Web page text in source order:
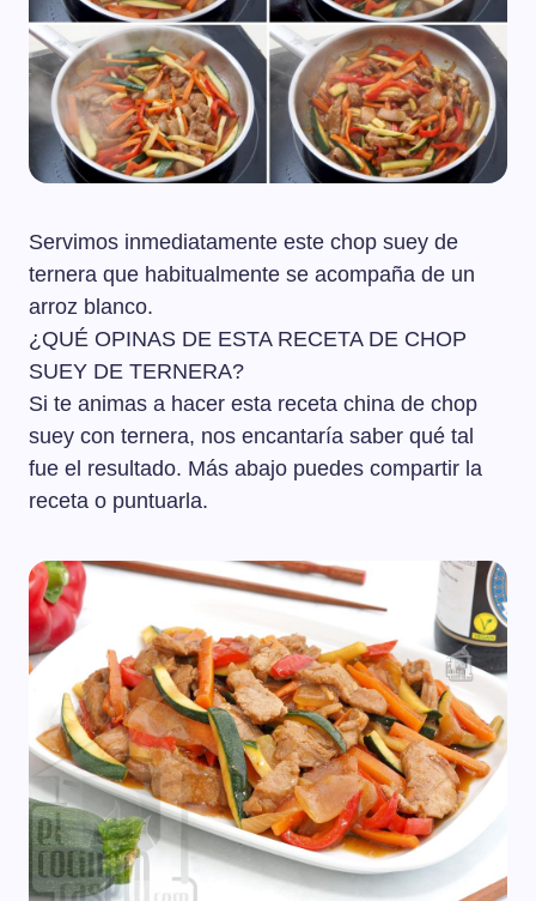
Servimos inmediatamente este chop suey de
ternera que habitualmente se acompaña de un
arroz blanco.
¿QUÉ OPINAS DE ESTA RECETA DE CHOP
SUEY DE TERNERA?
Si te animas a hacer esta receta china de chop
suey con ternera, nos encantaría saber qué tal
fue el resultado. Más abajo puedes compartir la
receta o puntuarla.